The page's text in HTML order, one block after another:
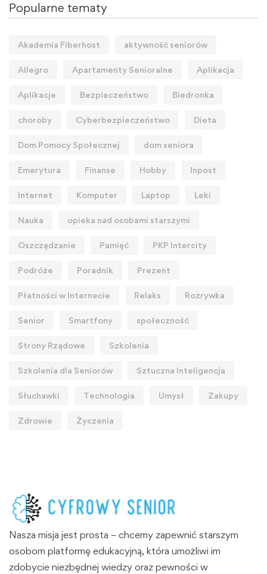
Popularne tematy
Akademia Fiberhost aktywność seniorów
Allegro Apartamenty Senioralne Aplikacja
Aplikacje Bezpieczeństwo Biedronka
choroby Cyberbezpieczeństwo Dieta
Dom Pomocy Społecznej dom seniora
Emerytura Finanse Hobby Inpost
Internet Komputer Laptop Leki
Nauka opieka nad osobami starszymi
Oszczędzanie Pamięć PKP Intercity
Podróże Poradnik Prezent
Płatności w Internecie Relaks Rozrywka
Senior Smartfony społeczność
Strony Rządowe Szkolenia
Szkolenia dla Seniorów Sztuczna Inteligencja
Słuchawki Technologia Umysł Zakupy
Zdrowie Życzenia
Nasza misja jest prosta – chcemy zapewnić starszym
osobom platformę edukacyjną, która umożliwi im
zdobycie niezbędnej wiedzy oraz pewności w